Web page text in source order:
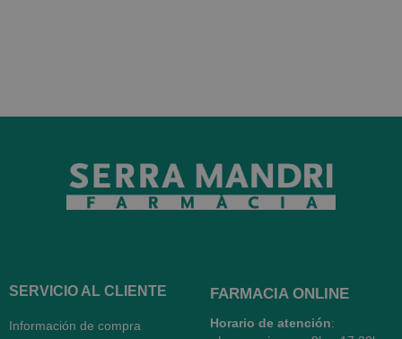
SERVICIO AL CLIENTE
Información de compra
FARMACIA ONLINE
Horario de atención: